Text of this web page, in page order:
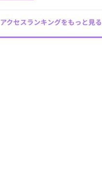
アクセスランキングをもっと見る